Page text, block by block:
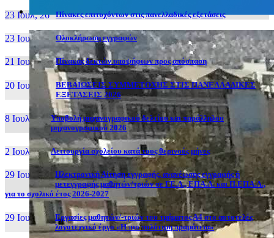
23 Ιουλ, 26 Πίνακες επιτυχόντων στις πανελλαδικές εξετάσεις
23 Ιουλ, 26 Ολοκλήρωση εγγραφών
21 Ιουλ, 26 Πίνακας δεκτών υποψήφιων προς απόσπαση
20 Ιουλ, 26
ΒΕΒΑΙΩΣΕΙΣ ΣΥΜΜΕΤΟΧΗΣ ΣΤΙΣ ΠΑΝΕΛΛΑΔΙΚΕΣ
ΕΞΕΤΑΣΕΙΣ 2026
8 Ιουλ, 26
Υποβολή μηχανογραφικού δελτίου και παράλληλου
μηχανογραφικού 2026
2 Ιουλ, 26 Λειτουργία σχολείου κατά τους θερινούς μήνες
29 Ιουν, 26
Ηλεκτρονική Αίτηση εγγραφής, ανανέωσης εγγραφής ή
μετεγγραφής μαθητών/τριών σε ΓΕ.Λ., ΕΠΑ.Λ. και Π.ΕΠΑ.Λ.,
για το σχολικό έτος 2026-2027
29 Ιουν, 26
Εργασίες μαθητών/-τριών του τμήματος Α4 στο αυτοτελές
λογοτεχνικό έργο «Η πιο πολύτιμη πραμάτεια»